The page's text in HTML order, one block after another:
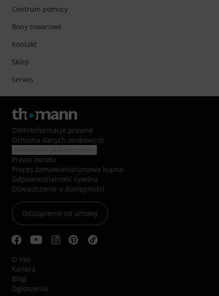
Centrum pomocy
Bony towarowe
Kontakt
Sklep
Serwis
OWH/Informacje prawne
Ochrona danych osobowych
Prawo zwrotu
Proces zamawiania/umowa kupna
Odpowiedzialność cywilna
Oświadczenie o dostępności
Odstąpienie od umowy
O nas
Kariera
Blog
Ogłoszenia